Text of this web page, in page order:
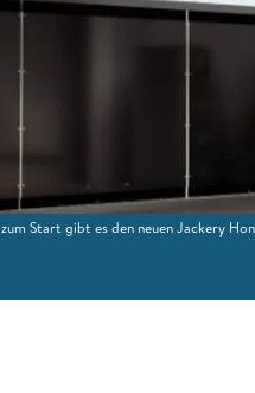
zum Start gibt es den neuen Jackery